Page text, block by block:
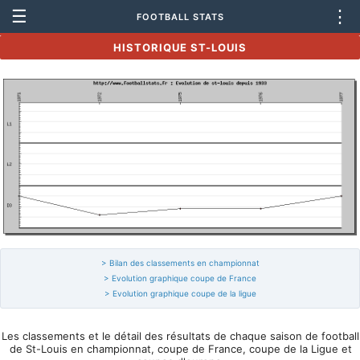
☰ FOOTBALL STATS ⋮
HISTORIQUE ST-LOUIS
> Bilan des classements en championnat
> Evolution graphique coupe de France
> Evolution graphique coupe de la ligue
Les classements et le détail des résultats de chaque saison de football
de St-Louis en championnat, coupe de France, coupe de la Ligue et